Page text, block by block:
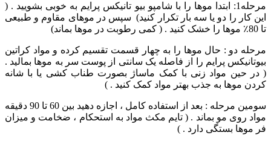
مرحله1: ابتدا موها را با شامپو بیو تانیکس پرایم به خوبی بشویید . (
این کار را دو یا سه بار تکرار کنید) سپس در موهای مقاوم و طبیعی
تا 80٪ موها را خشک کنید . ( کمی رطوبت در موها بماند)
مرحله دو : حال موها را به چهار قسمت تقسیم کرده و مواد کراتین
بیوتانیکس پرایم را از فاصله یک سانتی از پوست سر به موها بمالید .
( در حین مواد زنی با کمک ماساژ بصورت طناب کشی یا با شانه
کردن موها به جذب بهتر مواد کمک کنید . )
سومین مرحله : بعد از استفاده کامل ، اجازه دهید بین 60 تا 90 دقیقه
مواد روی مو بماند . ( تایم مکث مواد به استحکام ، ضخامت و میزان
فر موها بستگی دارد . )